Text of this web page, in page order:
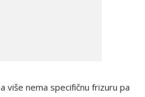
više nema specifičnu frizuru pa